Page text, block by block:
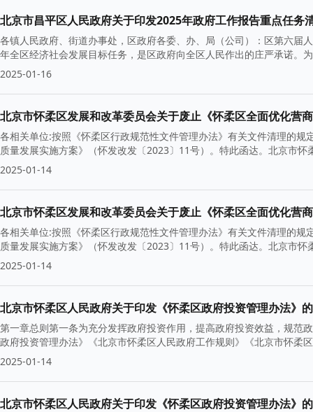
北京市昌平区人民政府关于印发2025年政府工作报告重点任务
各镇人民政府、街道办事处，区政府各委、办、局（公司）：区第六届
年全区经济社会发展目标任务，是区政府向全区人民作出的庄严承诺。
2025-01-16
北京市怀柔区发展和改革委员会关于废止《怀柔区全面优化营
各相关单位:按照《怀柔区行政规范性文件管理办法》有关文件清理的
质量发展实施方案》（怀发改发〔2023〕11号）。特此函达。北京市
2025-01-14
北京市怀柔区发展和改革委员会关于废止《怀柔区全面优化营
各相关单位:按照《怀柔区行政规范性文件管理办法》有关文件清理的
质量发展实施方案》（怀发改发〔2023〕11号）。特此函达。北京市
2025-01-14
北京市怀柔区人民政府关于印发《怀柔区政府投资管理办法》
第一章总则第一条为充分发挥政府投资作用，提高政府投资效益，规范
政府投资管理办法》《北京市怀柔区人民政府工作规则》《北京市怀柔
2025-01-14
北京市怀柔区人民政府关于印发《怀柔区政府投资管理办法》